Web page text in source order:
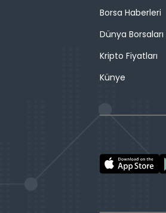
Borsa Haberleri
Dünya Borsaları
Kripto Fiyatları
Künye